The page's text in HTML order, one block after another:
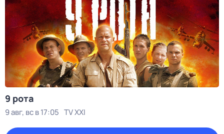
9 рота
9 авг, вс в 17:05 TV XXI